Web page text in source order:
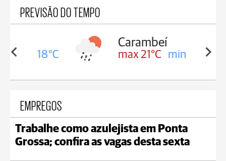
PREVISÃO DO TEMPO
18°C
Carambeí
max 21°C min 18°C
EMPREGOS
Trabalhe como azulejista em Ponta
Grossa; confira as vagas desta sexta